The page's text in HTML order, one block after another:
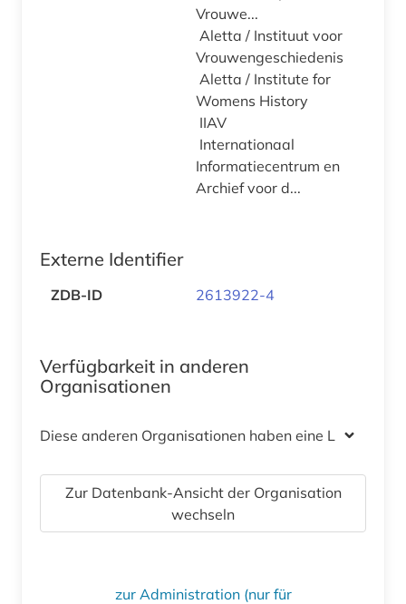
Vrouwe...
Aletta / Instituut voor
Vrouwengeschiedenis
Aletta / Institute for
Womens History
IIAV
Internationaal
Informatiecentrum en
Archief voor d...
Externe Identifier
ZDB-ID 2613922-4
Verfügbarkeit in anderen
Organisationen
Diese anderen Organisationen haben eine Lizenz
Zur Datenbank-Ansicht der Organisation
wechseln
zur Administration (nur für